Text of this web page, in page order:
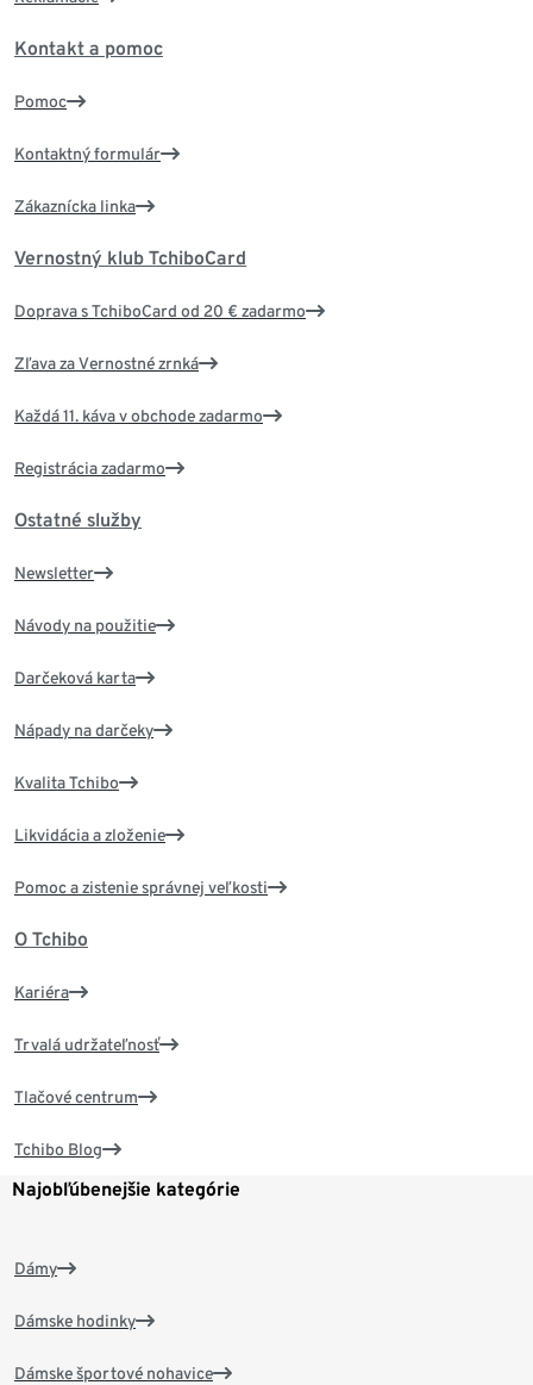
Kontakt a pomoc
Pomoc
Kontaktný formulár
Zákaznícka linka
Vernostný klub TchiboCard
Doprava s TchiboCard od 20 € zadarmo
Zľava za Vernostné zrnká
Každá 11. káva v obchode zadarmo
Registrácia zadarmo
Ostatné služby
Newsletter
Návody na použitie
Darčeková karta
Nápady na darčeky
Kvalita Tchibo
Likvidácia a zloženie
Pomoc a zistenie správnej veľkosti
O Tchibo
Kariéra
Trvalá udržateľnosť
Tlačové centrum
Tchibo Blog
Najobľúbenejšie kategórie
Dámy
Dámske hodinky
Dámske športové nohavice